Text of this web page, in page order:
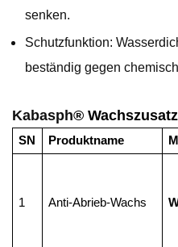
senken.
Schutzfunktion:
beständig gegen
Kabasph®
SN Produktname
1 Anti-Abrieb-Wachs